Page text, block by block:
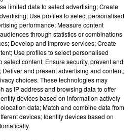
TEDDY SWIMS
Mr Know It All
SOUND OF LEGEND
San Francisco
17h37
17h37 17h32
17h32
limited data to select advertising; Create
Use profiles to select personalised
performance; Measure content
through statistics or combinations
Develop and improve services; Create
Use profiles to select personalised
select content; Ensure security, prevent and
Deliver and present advertising and content;
choices. These technologies may
as IP address and browsing data to offer
devices based on information actively
data; Match and combine data from
devices; Identify devices based on